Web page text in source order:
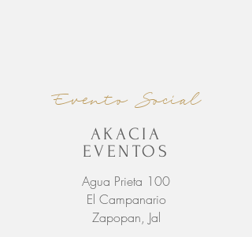
Evento Social
AKACIA
EVENTOS
Agua Prieta 100
El Campanario
Zapopan, Jal